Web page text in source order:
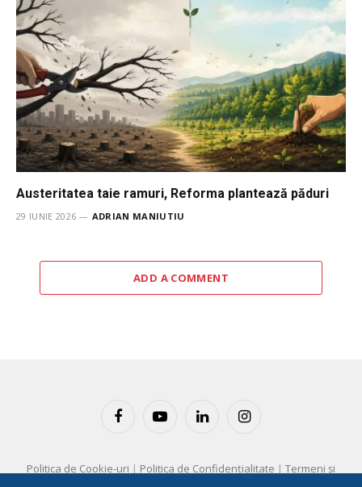
Austeritatea taie ramuri, Reforma plantează păduri
29 IUNIE 2026 ADRIAN MANIUTIU
ADD A COMMENT
FacebookYouTubeLinkedInInstagram
Politica de Cookie-uri | Politica de Confidențialitate | Termeni și